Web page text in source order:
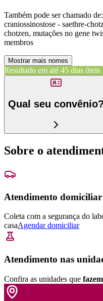
Também pode ser chamado de:
craniossinostose - saethre-
chotzen, mutações no gene
membros
Mostrar mais nomes
Resultado em até 45 dias úteis
Qual seu convênio?
Sobre o
Atendimento domiciliar
Coleta com a segurança do
casaAgendar domiciliar
Atendimento nas
Confira as unidades que